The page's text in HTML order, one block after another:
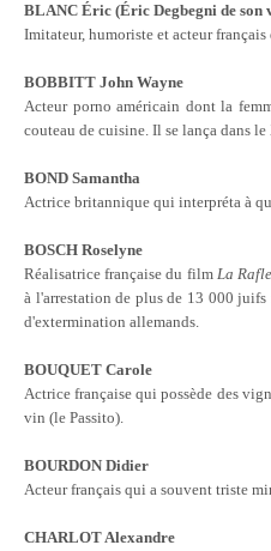
BLANC Éric (Éric Degbegni de son
Imitateur, humoriste et acteur
BOBBITT John Wayne
Acteur porno américain dont la
couteau de cuisine. Il se lança dans
BOND Samantha
Actrice britannique qui interpréta à
BOSCH Roselyne
Réalisatrice française du film La Rafle
à l'arrestation de plus de 13 000 juifs
d'extermination allemands.
BOUQUET Carole
Actrice française qui possède des
vin (le Passito).
BOURDON Didier
Acteur français qui a souvent triste
CHARLOT Alexandre